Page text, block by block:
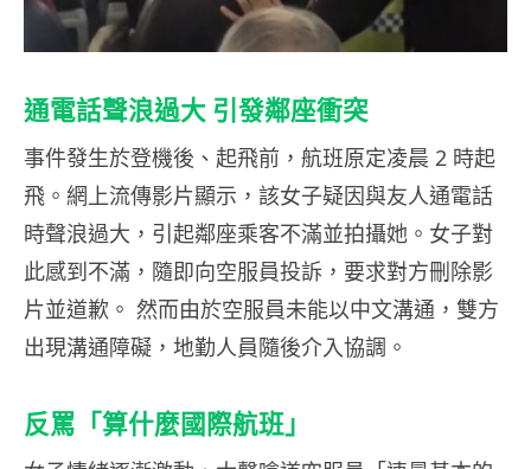
通電話聲浪過大 引發鄰座衝突
事件發生於登機後、起飛前，航班原定凌晨 2 時起
飛。網上流傳影片顯示，該女子疑因與友人通電話
時聲浪過大，引起鄰座乘客不滿並拍攝她。女子對
此感到不滿，隨即向空服員投訴，要求對方刪除影
片並道歉。 然而由於空服員未能以中文溝通，雙方
出現溝通障礙，地勤人員隨後介入協調。
反罵「算什麼國際航班」